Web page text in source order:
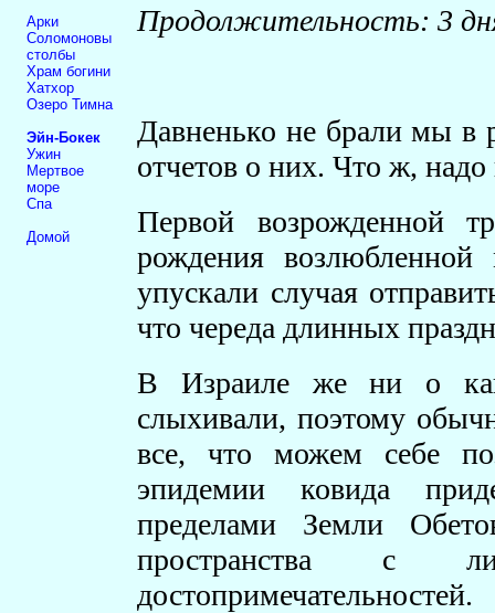
Арки
Соломоновы
столбы
Храм богини
Хатхор
Озеро Тимна
Эйн-Бокек
Ужин
Мертвое
море
Спа
Домой
Продолжительность: 3
Давненько не брали мы
отчетов о них. Что ж,
Первой возрожденной
рождения
упускали случая
что череда длинных
В Израиле же ни о
слыхивали, поэтому
все, что можем себе
эпидемии ковида
пределами Земли
пространства с
достопримечательностей.